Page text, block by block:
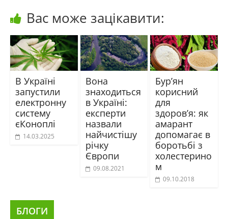
Вас може зацікавити:
В Україні
запустили
електронну
систему
єКоноплі
14.03.2025
Вона
знаходиться
в Україні:
експерти
назвали
найчистішу
річку
Європи
09.08.2021
Бур’ян
корисний
для
здоров’я: як
амарант
допомагає в
боротьбі з
холестерино
м
09.10.2018
БЛОГИ